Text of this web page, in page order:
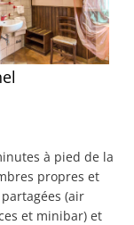
à pied de la
propres et
(air
et minibar) et